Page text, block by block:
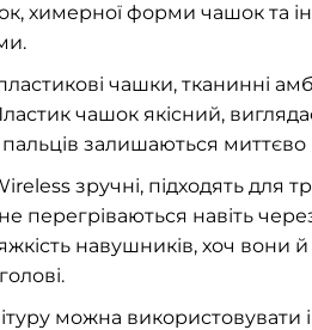
химерної форми чашок та
чашки, тканинні
чашок якісний,
залишаються миттєво
зручні, підходять для
перегріваються навіть
навушників, хоч вони
можна використовувати